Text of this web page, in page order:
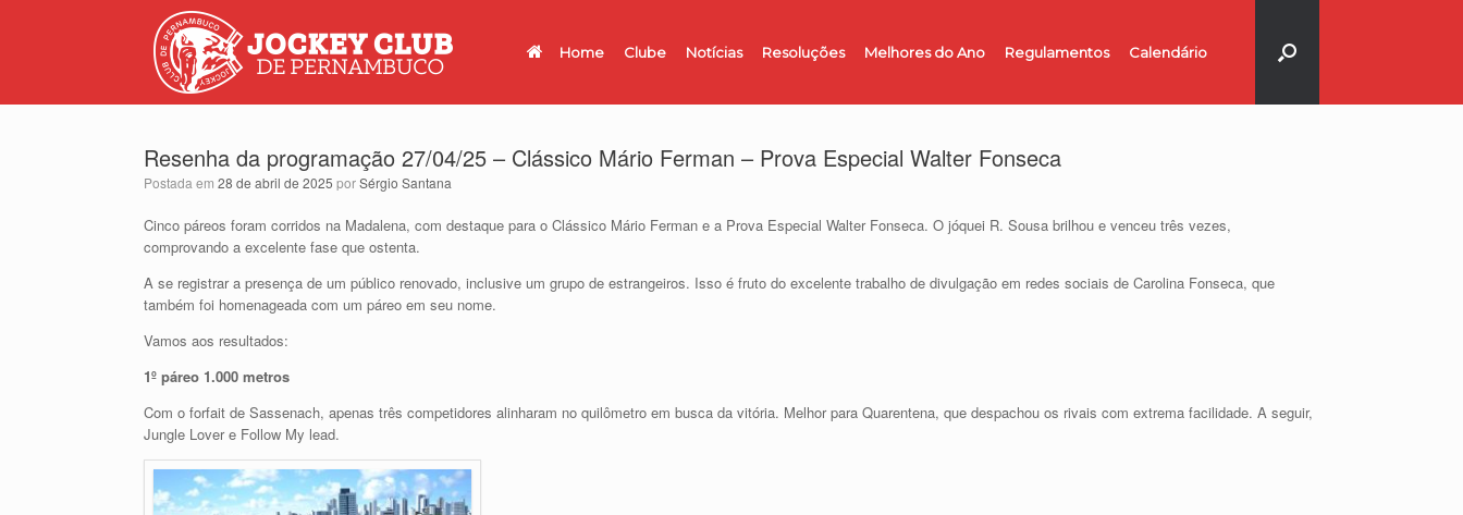
Home Clube Notícias Resoluções Melhores do Ano Regulamentos Calendário
Resenha da programação 27/04/25 – Clássico Mário Ferman – Prova Especial Walter Fonseca
Postada em 28 de abril de 2025 porSérgio Santana
Cinco páreos foram corridos na Madalena, com destaque para o Clássico Mário Ferman e a Prova Especial Walter Fonseca. O jóquei R. Sousa brilhou e venceu três vezes,
comprovando a excelente fase que ostenta.
A se registrar a presença de um público renovado, inclusive um grupo de estrangeiros. Isso é fruto do excelente trabalho de divulgação em redes sociais de Carolina Fonseca, que
também foi homenageada com um páreo em seu nome.
Vamos aos resultados:
1º páreo 1.000 metros
Com o forfait de Sassenach, apenas três competidores alinharam no quilômetro em busca da vitória. Melhor para Quarentena, que despachou os rivais com extrema facilidade. A seguir,
Jungle Lover e Follow My lead.